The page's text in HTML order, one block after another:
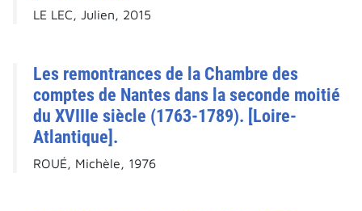
LE LEC, Julien, 2015
Les remontrances de la Chambre des
comptes de Nantes dans la seconde moitié
du XVIIIe siècle (1763-1789). [Loire-
Atlantique].
ROUÉ, Michèle, 1976